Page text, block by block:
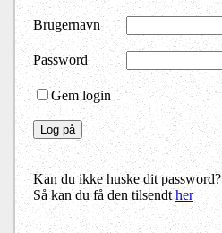
Brugernavn
Password
Gem login
Kan du ikke huske dit password?
Så kan du få den tilsendther